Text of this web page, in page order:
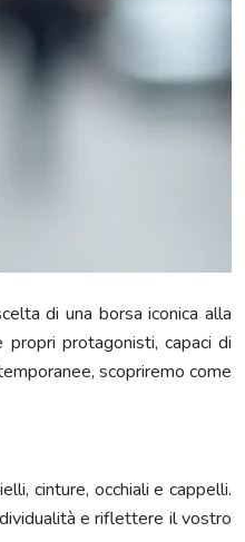
di una borsa iconica alla
protagonisti, capaci di
scopriremo come
cinture, occhiali e cappelli.
e riflettere il vostro